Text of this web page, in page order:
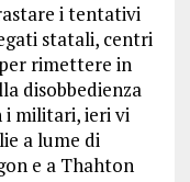
i tentativi
statali, centri
rimettere in
disobbedienza
i militari, ieri vi
a lume di
e a Thahton